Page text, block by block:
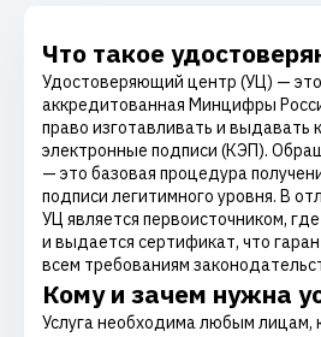
Что такое
Удостоверяющий центр (УЦ) — это
аккредитованная Минцифры
право изготавливать и
электронные подписи (КЭП).
— это базовая процедура
подписи легитимного уровня. В
УЦ является первоисточником,
и выдается сертификат, что
всем требованиям
Кому и зачем нужна
Услуга необходима любым лицам,